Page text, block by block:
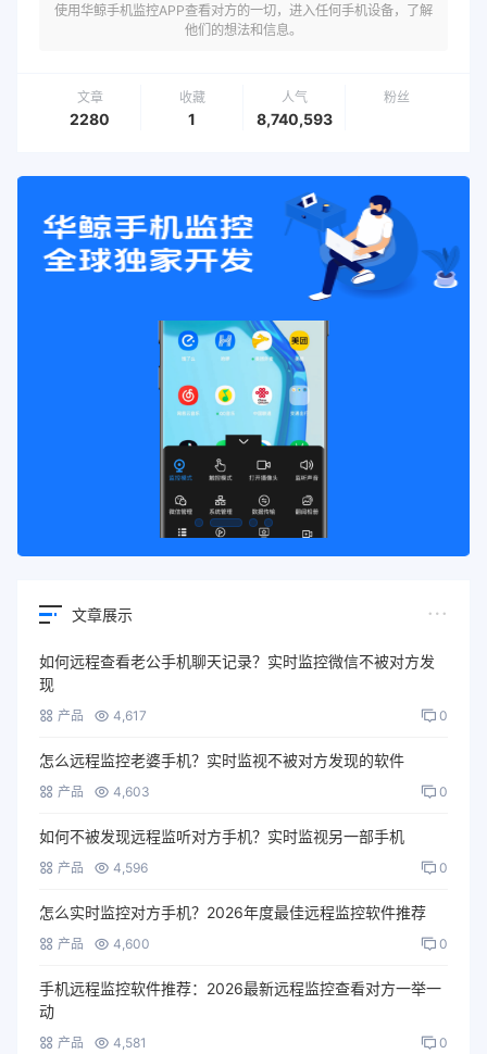
使用华鲸手机监控APP查看对方的一切，进入任何手机设备，了解
他们的想法和信息。
文章
2280
收藏
1
人气
8,740,593
粉丝
文章展示
如何远程查看老公手机聊天记录？实时监控微信不被对方发
现
产品 4,617 0
怎么远程监控老婆手机？实时监视不被对方发现的软件
产品 4,603 0
如何不被发现远程监听对方手机？实时监视另一部手机
产品 4,596 0
怎么实时监控对方手机？2026年度最佳远程监控软件推荐
产品 4,600 0
手机远程监控软件推荐：2026最新远程监控查看对方一举一
动
产品 4,581 0